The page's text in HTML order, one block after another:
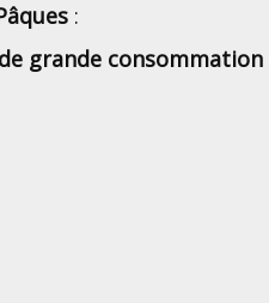
:
grande consommation